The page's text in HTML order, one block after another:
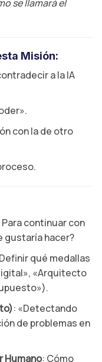
se llamará el
Misión:
a la IA
con la de otro
continuar con
gustaría hacer?
qué medallas
«Arquitecto
: «Detectando
de problemas en
Humano: Cómo